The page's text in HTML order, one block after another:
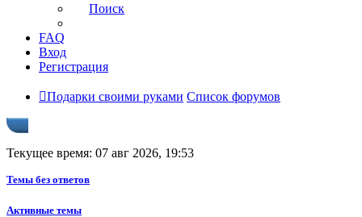
Поиск
FAQ
Вход
Регистрация
Подарки своими руками Список форумов
Текущее время: 07 авг 2026, 19:53
Темы без ответов
Активные темы